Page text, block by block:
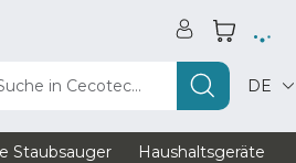
in Cecotec... DE
Staubsauger Haushaltsgeräte